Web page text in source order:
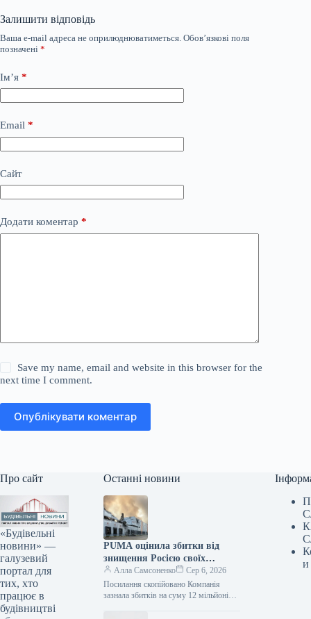
Залишити відповідь
Ваша e-mail адреса не оприлюднюватиметься. Обов’язкові поля
позначені *
Ім’я *
Email *
Сайт
Додати коментар *
Save my name, email and website in this browser for the
next time I comment.
Опублікувати коментар
Про сайт
«Будівельні
новини» —
галузевий
портал для
тих, хто
працює в
будівництві
Останні новини
PUMA оцінила збитки від
знищення Росією своїх
складських запасів
Алла Самсоненко
Сер 6, 2026
Посилання скопійовано Компанія
зазнала збитків на суму 12 мільйонів
и